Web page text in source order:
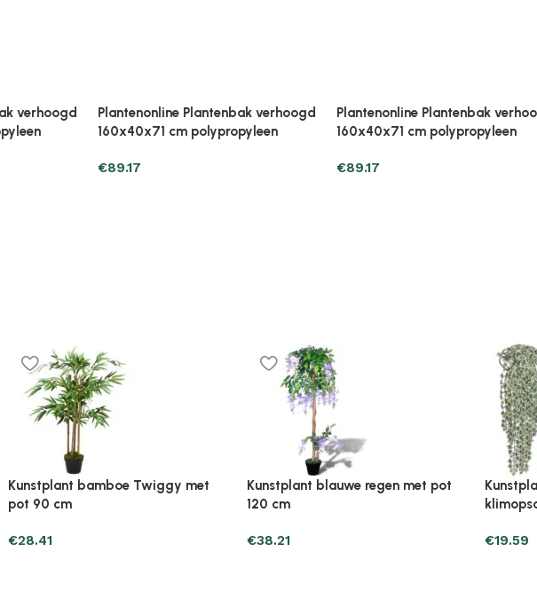
Plantenonline Plantenbak verhoogd
160x40x71 cm polypropyleen
Plantenonline Plantenbak verhoogd
160x40x71 cm polypropyleen
Plantenonline 3-delige
Kunstbuxussenset piramidevormig
€60.75
Plantenonline Broeikas 110×58,5×39
cm vurenhout grijs
€46.05
cm
€85.25